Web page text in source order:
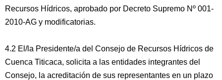
Recursos Hídricos, aprobado por Decreto Supremo Nº 001-
2010-AG y modificatorias.
4.2 El/la Presidente/a del Consejo de Recursos Hídricos de
Cuenca Titicaca, solicita a las entidades integrantes del
Consejo, la acreditación de sus representantes en un plazo